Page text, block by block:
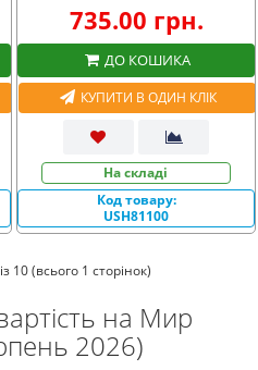
735.00 грн.
ДО КОШИКА
КУПИТИ В ОДИН КЛІК
На складі
Код товару:
USH81100
10 (всього 1 сторінок)
на Мир
2026)